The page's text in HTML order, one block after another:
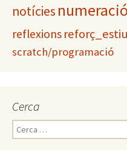
notícies numeració
reflexions
scratch/programació
Cerca
e